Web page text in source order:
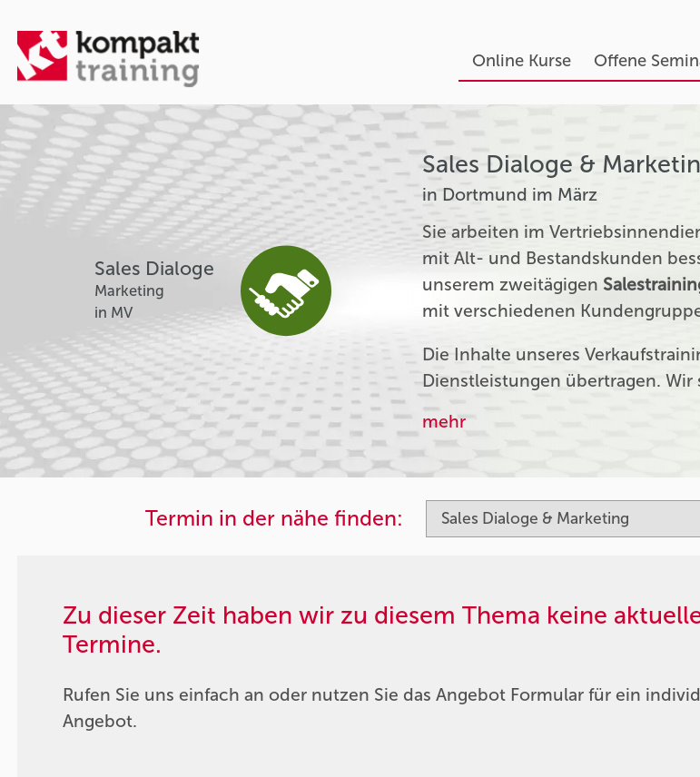
Online Kurse Offene
Sales Dialoge
Marketing
in MV
Sales Dialoge &
in Dortmund im März
Sie arbeiten im
mit Alt- und Bestandskunden
unserem zweitägigen
mit verschiedenen
Die Inhalte unseres
Dienstleistungen übertragen.
mehr
Termin in der nähe finden:
Zu dieser Zeit haben wir zu diesem Thema keine
Termine.
Rufen Sie uns einfach an oder nutzen Sie das Angebot Formular für ein
Angebot.